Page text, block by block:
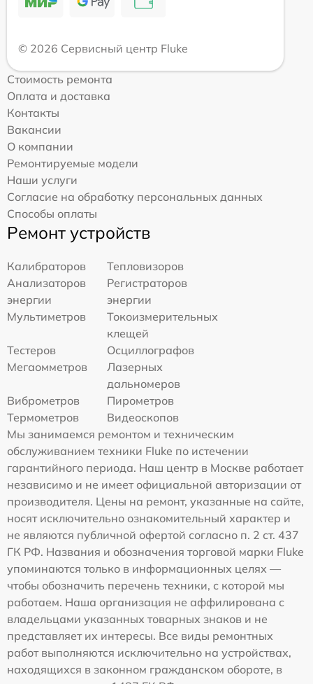
© 2026 Сервисный центр Fluke
Стоимость ремонта
Оплата и доставка
Контакты
Вакансии
О компании
Ремонтируемые модели
Наши услуги
Согласие на обработку персональных данных
Способы оплаты
Ремонт устройств
Калибраторов
Тепловизоров
Анализаторов
энергии
Регистраторов
энергии
Мультиметров
Токоизмерительных
клещей
Тестеров
Осциллографов
Мегаомметров
Лазерных
дальномеров
Виброметров
Пирометров
Термометров
Видеоскопов
Мы занимаемся ремонтом и техническим
обслуживанием техники Fluke по истечении
гарантийного периода. Наш центр в Москве работает
независимо и не имеет официальной авторизации от
производителя. Цены на ремонт, указанные на сайте,
носят исключительно ознакомительный характер и
не являются публичной офертой согласно п. 2 ст. 437
ГК РФ. Названия и обозначения торговой марки Fluke
упоминаются только в информационных целях —
чтобы обозначить перечень техники, с которой мы
работаем. Наша организация не аффилирована с
владельцами указанных товарных знаков и не
представляет их интересы. Все виды ремонтных
работ выполняются исключительно на устройствах,
находящихся в законном гражданском обороте, в